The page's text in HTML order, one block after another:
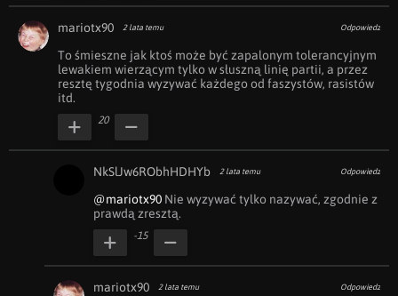
mariotx90 2 lata temu Odpowiedz
To śmieszne jak ktoś może być zapalonym tolerancyjnym
lewakiem wierzącym tylko w słuszną linię partii, a przez
resztę tygodnia wyzywać każdego od faszystów, rasistów
itd.
20
NkSlJw6RObhHDHYb 2 lata temu Odpowiedz
@mariotx90 Nie wyzywać tylko nazywać, zgodnie z
prawdą zresztą.
-15
mariotx90 2 lata temu Odpowiedz